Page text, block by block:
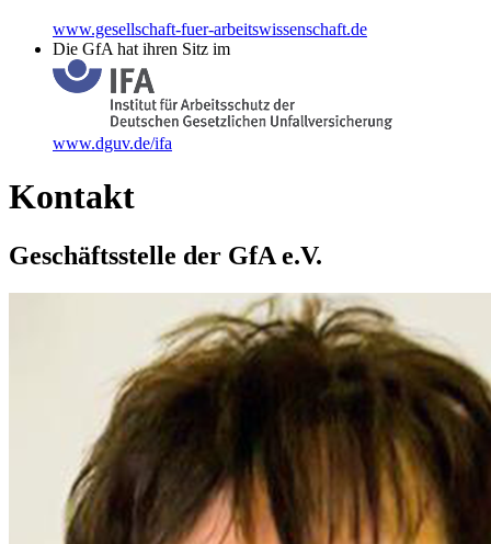
www.gesellschaft-fuer-arbeitswissenschaft.de
Die GfA hat ihren Sitz im
www.dguv.de/ifa
Kontakt
Geschäftsstelle der GfA e.V.